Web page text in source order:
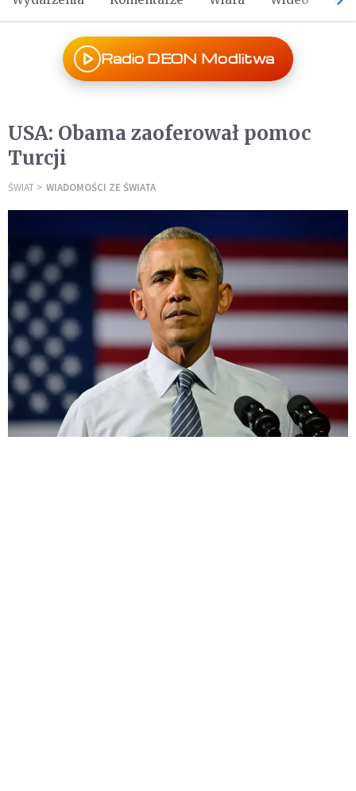
Radio DEON Modlitwa
USA: Obama zaoferował pomoc
Turcji
ŚWIAT WIADOMOŚCI ZE ŚWIATA